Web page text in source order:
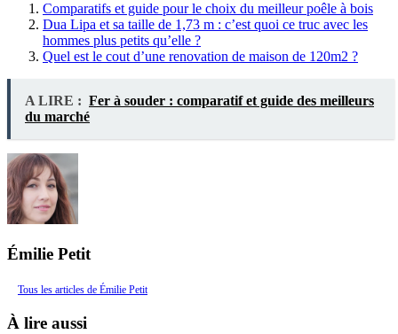
Comparatifs et guide pour le choix du meilleur poêle à bois
Dua Lipa et sa taille de 1,73 m : c’est quoi ce truc avec les
hommes plus petits qu’elle ?
Quel est le cout d’une renovation de maison de 120m2 ?
A LIRE : Fer à souder : comparatif et guide des meilleurs
du marché
Émilie Petit
Tous les articles de Émilie Petit
À lire aussi